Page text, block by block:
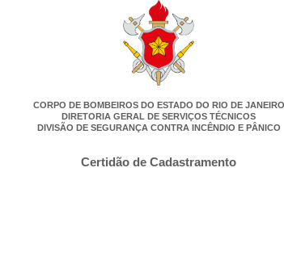
CORPO DE BOMBEIROS DO ESTADO DO RIO DE JANEIRO
DIRETORIA GERAL DE SERVIÇOS TÉCNICOS
DIVISÃO DE SEGURANÇA CONTRA INCÊNDIO E PÂNICO
Certidão de Cadastramento